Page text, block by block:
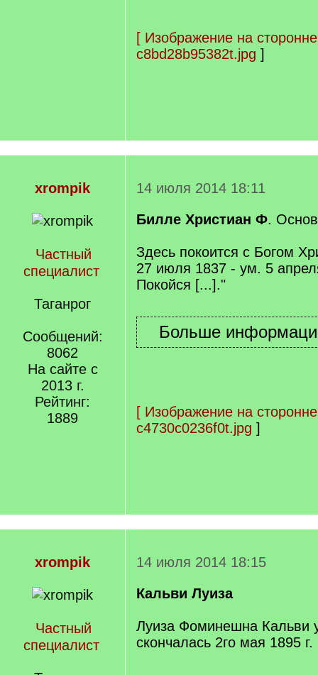
[ Изображение на
c8bd28b95382t.jpg ]
xrompik
Частный
специалист
Таганрог
Сообщений:
8062
На сайте с
2013 г.
Рейтинг:
1889
14 июля 2014 18:11
Билле Христиан Ф.
Здесь покоится с Богом
27 июля 1837 - ум. 5
Покойся [...]."
[ Изображение на
c4730c0236f0t.jpg ]
xrompik
Частный
специалист
14 июля 2014 18:15
Кальви Луиза
Луиза Фоминешна Кальви
скончалась 2го мая 1895